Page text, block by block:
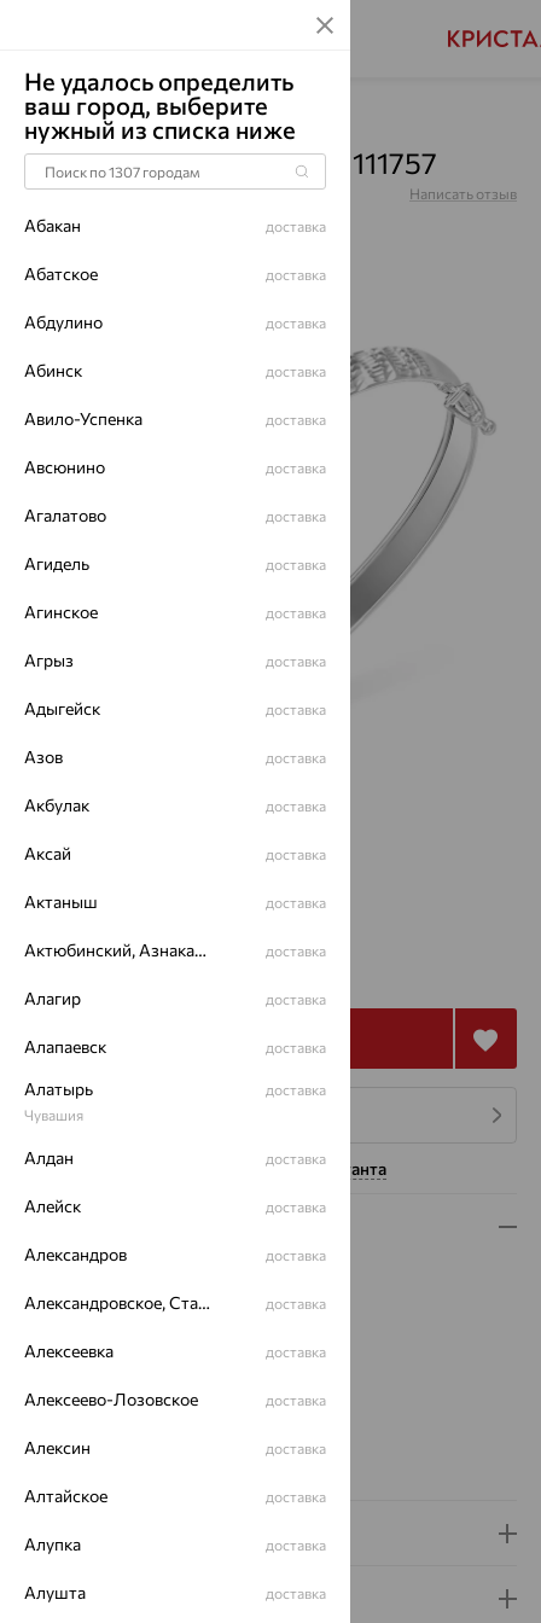
Главная Каталог Браслеты декоративные
Браслет, серебро, 14001111757
Артикул:14001111757 Написать отзыв
от 4 517
Нужна помощь консультанта
Вес:5.6 — 5.73
Проба:925
Вид покрытия:родирование
Бренд:
Гарантия и возврат
Не удалось определить
ваш город, выберите
нужный из списка ниже
Абакан доставка
Абатское доставка
Абдулино доставка
Абинск доставка
Авило-Успенка доставка
Авсюнино доставка
Агалатово доставка
Агидель доставка
Агинское доставка
Агрыз доставка
Адыгейск доставка
Азов доставка
Акбулак доставка
Аксай доставка
Актаныш доставка
Актюбинский, Азнакаевский район доставка
Алагир доставка
Алапаевск доставка
Алатырь
Чувашия
доставка
Алдан доставка
Алейск доставка
Александров доставка
Александровское, Ставропольский край доставка
Алексеевка доставка
Алексеево-Лозовское доставка
Алексин доставка
Алтайское доставка
Алупка доставка
Алушта доставка